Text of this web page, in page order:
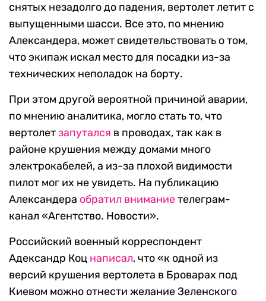
снятых незадолго до падения, вертолет летит с
выпущенными шасси. Все это, по мнению
Александера, может свидетельствовать о том,
что экипаж искал место для посадки из-за
технических неполадок на борту.
При этом другой вероятной причиной аварии,
по мнению аналитика, могло стать то, что
вертолетзапутался в проводах, так как в
районе крушения между домами много
электрокабелей, а из-за плохой видимости
пилот мог их не увидеть. На публикацию
Александера обратил вниманиетелеграм-
канал «Агентство. Новости».
Российский военный корреспондент
Адександр Коц написал, что «к одной из
версий крушения вертолета в Броварах под
Киевом можно отнести желание Зеленского